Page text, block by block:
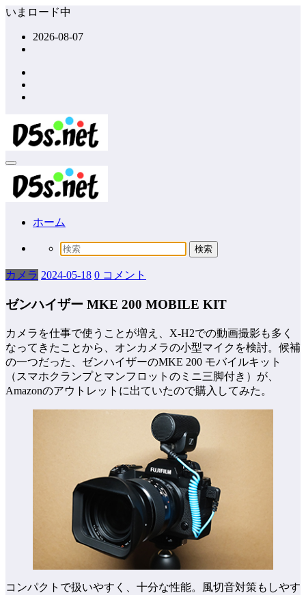
コ
ッ
プ
いまロード中
2026-08-07
ホーム
カメラ 2024-05-18 0 コメント
ゼンハイザー MKE 200 MOBILE KIT
カメラを仕事で使うことが増え、X-H2での動画撮影も多く
なってきたことから、オンカメラの小型マイクを検討。候補
の一つだった、ゼンハイザーのMKE 200 モバイルキット
（スマホクランプとマンフロットのミニ三脚付き）が、
Amazonのアウトレットに出ていたので購入してみた。
コンパクトで扱いやすく、十分な性能。風切音対策もしやす